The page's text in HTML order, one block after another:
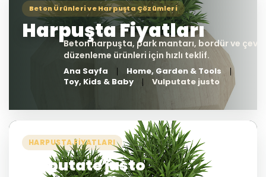
Ana Sayfa
Home, Garden & Tools
Toy, Kids & Baby
Vulputate justo
HARPUSTA FIYATLARI
Vulputate justo